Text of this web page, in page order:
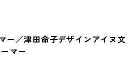
ー／津田命子デザインアイヌ文
マー